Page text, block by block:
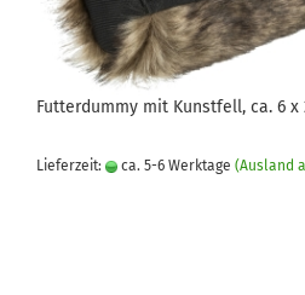
Futterdummy mit Kunstfell, ca. 6
Lieferzeit: ca. 5-6 Werktage (Ausland